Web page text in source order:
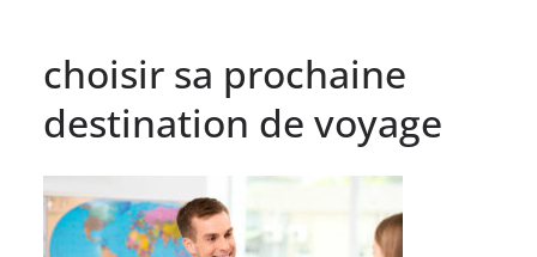
choisir sa prochaine
destination de voyage